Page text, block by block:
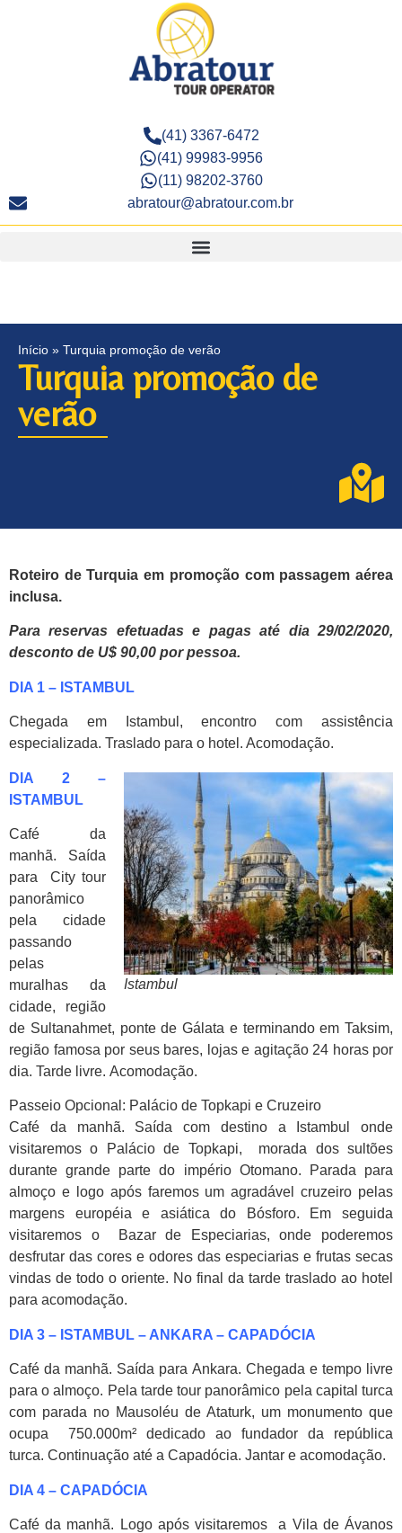
(41) 3367-6472
(41) 99983-9956
(11) 98202-3760
abratour@abratour.com.br
Início » Turquia promoção de verão
Turquia promoção de
verão
Roteiro de Turquia em promoção com passagem aérea
inclusa.
Para reservas efetuadas e pagas até dia 29/02/2020,
desconto de U$ 90,00 por pessoa.
DIA 1 – ISTAMBUL
Chegada em Istambul, encontro com assistência
especializada. Traslado para o hotel. Acomodação.
Istambul
DIA 2 –
ISTAMBUL
Café da
manhã. Saída
para City tour
panorâmico
pela cidade
passando
pelas
muralhas da
cidade, região
de Sultanahmet, ponte de Gálata e terminando em Taksim,
região famosa por seus bares, lojas e agitação 24 horas por
dia. Tarde livre. Acomodação.
Passeio Opcional: Palácio de Topkapi e Cruzeiro
Café da manhã. Saída com destino a Istambul onde
visitaremos o Palácio de Topkapi, morada dos sultões
durante grande parte do império Otomano. Parada para
almoço e logo após faremos um agradável cruzeiro pelas
margens européia e asiática do Bósforo. Em seguida
visitaremos o Bazar de Especiarias, onde poderemos
desfrutar das cores e odores das especiarias e frutas secas
vindas de todo o oriente. No final da tarde traslado ao hotel
para acomodação.
DIA 3 – ISTAMBUL – ANKARA – CAPADÓCIA
Café da manhã. Saída para Ankara. Chegada e tempo livre
para o almoço. Pela tarde tour panorâmico pela capital turca
com parada no Mausoléu de Ataturk, um monumento que
ocupa 750.000m² dedicado ao fundador da república
turca. Continuação até a Capadócia. Jantar e acomodação.
DIA 4 – CAPADÓCIA
Café da manhã. Logo após visitaremos a Vila de Ávanos